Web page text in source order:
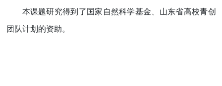
本课题研究得到了国家自然科学基金、山东省高校青创
团队计划的资助。